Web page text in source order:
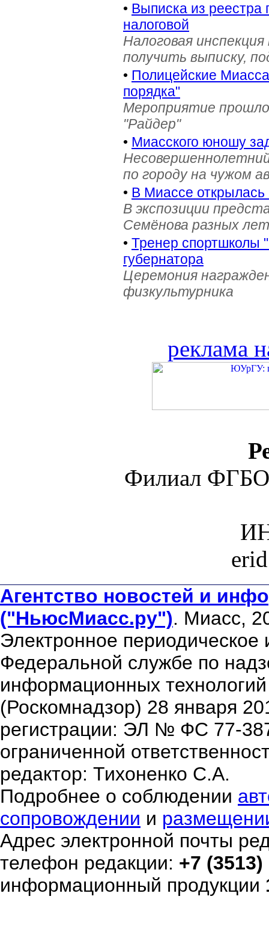
• Выписка из реестра
налоговой
Налоговая
получить выписку,
• Полицейские
порядка"
Мероприятие
"Райдер"
• Миасского юношу
по городу на чужом
• В Миассе
В экспозиции
Семёнова разных
• Тренер спортшколы
губернатора
Церемония
физкультурника
реклама
Филиал
Агентство новостей и
("НьюсМиасс.ру"). Миасс,
Электронное периодическое
Федеральной службе по
информационных
(Роскомнадзор) 28 января
регистрации: ЭЛ № ФС 77-
ограниченной
редактор: Тихоненко С.А.
Подробнее о соблюдении
сопровождении и
Адрес электронной почты
телефон редакции: +7
информационный продукции